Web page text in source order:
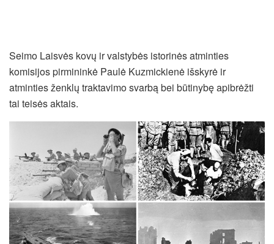
Seimo Laisvės kovų ir valstybės istorinės atminties
komisijos pirmininkė Paulė Kuzmickienė išskyrė ir
atminties ženklų traktavimo svarbą bei būtinybę apibrėžti
tai teisės aktais.